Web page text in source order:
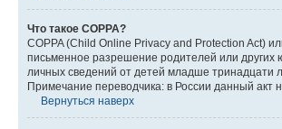
Что такое COPPA?
COPPA (Child Online Privacy and Protection Act)
письменное разрешение родителей или других
личных сведений от детей младше тринадцати
Примечание переводчика: в России данный акт
Вернуться наверх